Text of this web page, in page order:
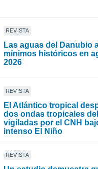
REVISTA
Las aguas del Danubio
mínimos históricos en
2026
REVISTA
El Atlántico tropical
dos ondas tropicales
vigiladas por el CNH
intenso El Niño
REVISTA